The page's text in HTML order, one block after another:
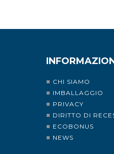
CHI SIAMO
IMBALLAGGIO
PRIVACY
DIRITTO DI
ECOBONUS
NEWS